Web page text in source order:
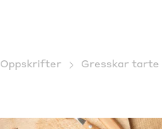
Oppskrifter Gresskar tarte